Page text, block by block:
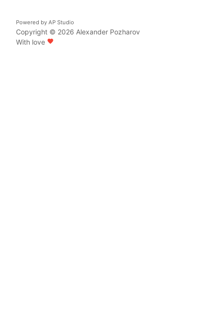
Powered by AP Studio
Copyright © 2026 Alexander Pozharov
With love favorite